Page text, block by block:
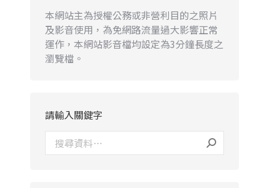
本網站主為授權公務或非營利目的之照片
及影音使用，為免網路流量過大影響正常
運作，本網站影音檔均設定為3分鐘長度之
瀏覽檔。
請輸入關鍵字